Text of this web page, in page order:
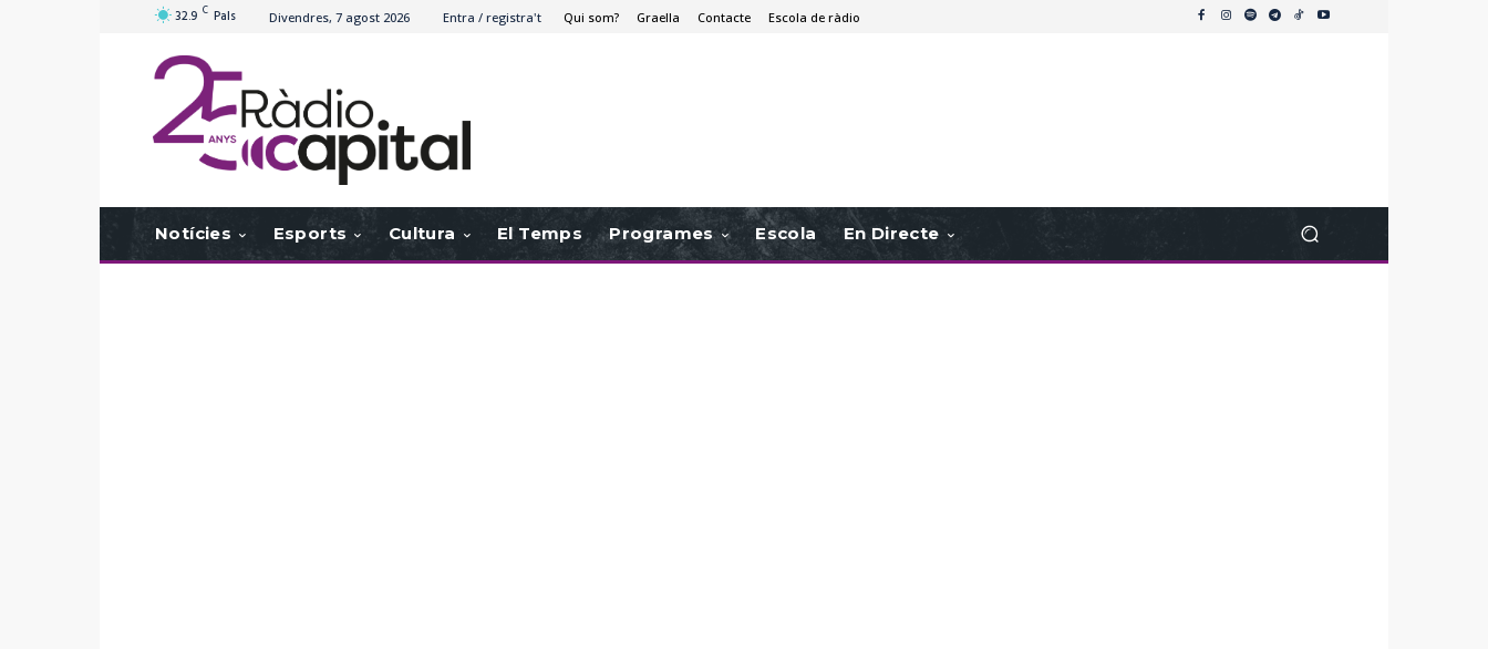
32.9 C Pals Divendres, 7 agost 2026 Entra / registra't Qui som? Graella Contacte Escola de ràdio
Notícies Esports Cultura El Temps Programes Escola En Directe